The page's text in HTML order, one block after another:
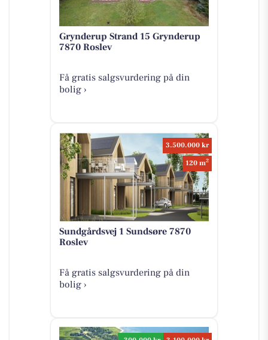
Grynderup Strand 15 Grynderup
7870 Roslev
Få gratis salgsvurdering på din
bolig ›
3.500.000 kr
120 m2
Sundgårdsvej 1 Sundsøre 7870
Roslev
Få gratis salgsvurdering på din
bolig ›